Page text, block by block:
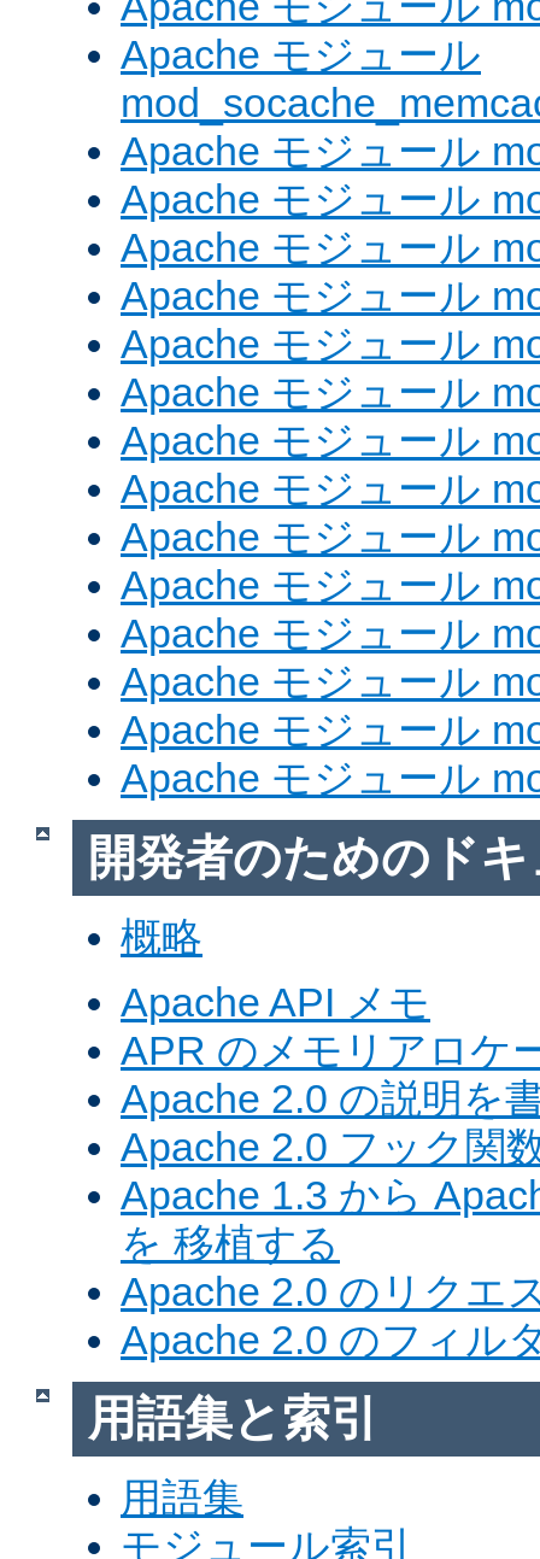
Apache モジュール
Apache モジュール
Apache モジュール
Apache モジュール
Apache モジュール
Apache モジュール
Apache モジュール
Apache モジュール
Apache モジュール
Apache モジュール
Apache モジュール
Apache モジュール
Apache モジュール
Apache モジュール
Apache モジュール
開発者のためのド
概略
Apache API メモ
APR のメモリアロケ
Apache 2.0 の説明を
Apache 2.0 フック関
Apache 1.3 から
を 移植する
Apache 2.0 のリクエ
Apache 2.0 のフィル
用語集と索引
用語集
モジュール索引